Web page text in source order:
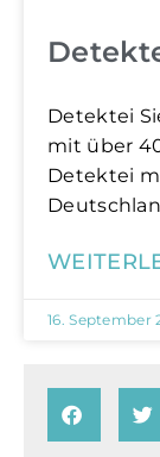
Detektei
mit über
Detektei
16. September